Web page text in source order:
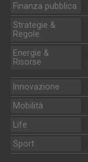
Finanza pubblica
Strategie &
Regole
Energie &
Risorse
Innovazione
Mobilità
Life
Sport